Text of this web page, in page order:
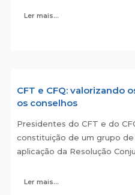
Ler mais...
CFT e CFQ: valorizando
os conselhos
Presidentes do CFT e do
constituição de um grupo
aplicação da Resolução
Ler mais...